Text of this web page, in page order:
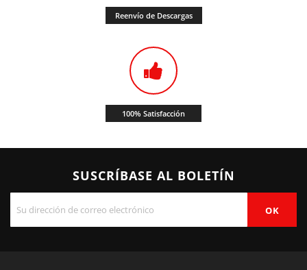
Reenvío de Descargas
100% Satisfacción
SUSCRÍBASE AL BOLETÍN